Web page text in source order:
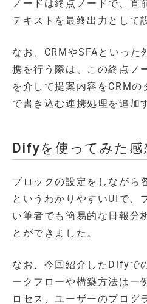
ノードは終点ノードで、直
テキストを最終出力として
なお、CRMやSFAといった
携を行う際は、この終点ノ
を介して提案内容をCRM
で書き込む連携処理を追加
Difyを使ってみた感
ブロックの設定をしながら
というわかりやすいUIで、
い筆者でも簡易的な日報分
とができました。
なお、今回紹介したDifyで
ークフローや構築方法は一
ロセス、ユーザーのプログ